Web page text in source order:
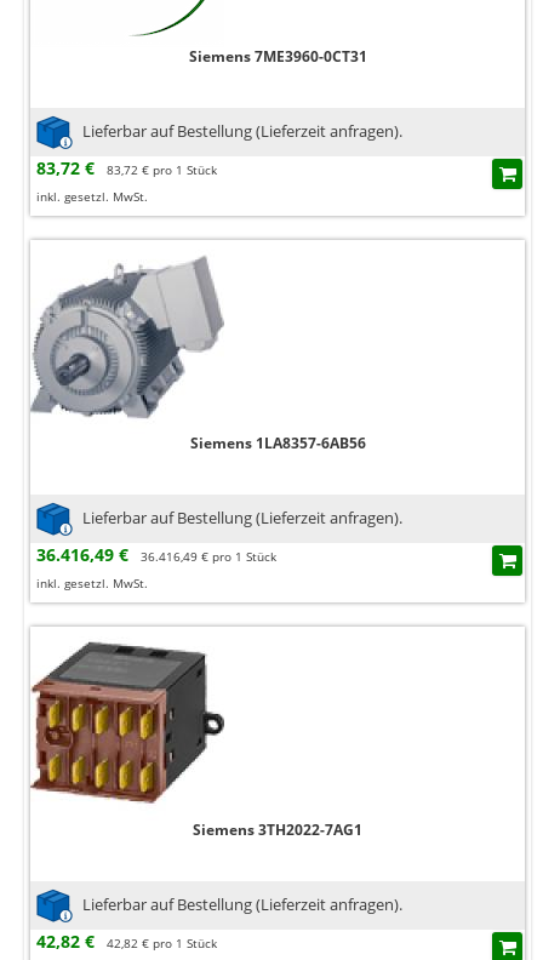
Siemens 7ME3960-0CT31
Lieferbar auf Bestellung (Lieferzeit anfragen).
83,72 €
83,72 € pro 1 Stück
inkl. gesetzl. MwSt.
Siemens 1LA8357-6AB56
Lieferbar auf Bestellung (Lieferzeit anfragen).
36.416,49 €
36.416,49 € pro 1 Stück
inkl. gesetzl. MwSt.
Siemens 3TH2022-7AG1
Lieferbar auf Bestellung (Lieferzeit anfragen).
42,82 €
42,82 € pro 1 Stück